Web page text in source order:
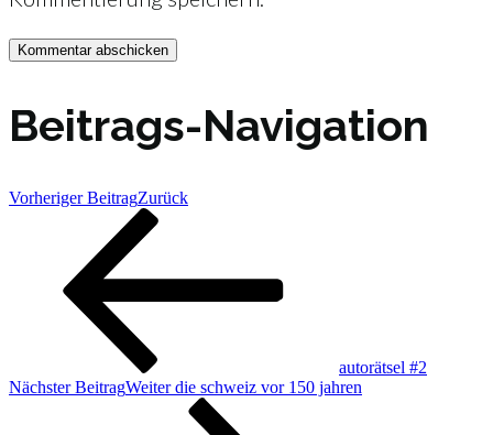
Beitrags-Navigation
Vorheriger BeitragZurück
autorätsel #2
Nächster BeitragWeiter die schweiz vor 150 jahren